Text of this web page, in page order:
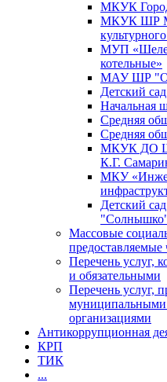
МКУК
МКУК ШР
МУП
котельные»
МАУ ШР
Детский
Начальная
Средняя
Средняя
МКУК ДО ШР
К.Г.
МКУ
Детский
Массовые
предоставляемые
Перечень услуг,
и обязательными
Перечень услуг,
организациями
Антикоррупционная
КРП
ТИК
...